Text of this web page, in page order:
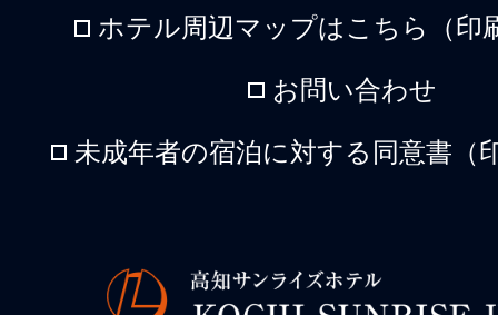
ホテル周辺マップはこちら（印
お問い合わせ
未成年者の宿泊に対する同意書（